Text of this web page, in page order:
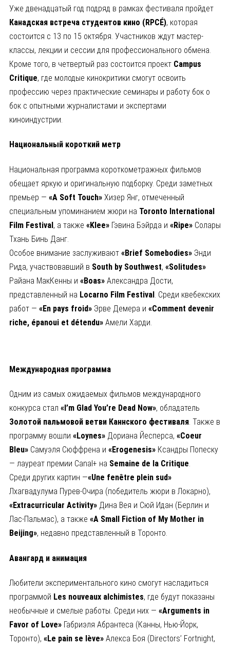
Уже двенадцатый год подряд в рамках фестиваля пройдет
Канадская встреча студентов кино ( RPC É), которая
состоится с 13 по 15 октября. Участников ждут мастер-
классы, лекции и сессии для профессионального обмена.
Кроме того, в четвертый раз состоится проект Campus
Critique, где молодые кинокритики смогут освоить
профессию через практические семинары и работу бок о
бок с опытными журналистами и экспертами
киноиндустрии.
Национальный короткий метр
Национальная программа короткометражных фильмов
обещает яркую и оригинальную подборку. Среди заметных
премьер — «A Soft Touch» Хизер Янг, отмеченный
специальным упоминанием жюри на Toronto International
Film Festival, а также «Klee» Гэвина Бэйрда и «Ripe» Солары
Тхань Бинь Данг.
Особое внимание заслуживают «Brief Somebodies» Энди
Рида, участвовавший в South by Southwest, «Solitudes»
Райана МакКенны и «Boas» Александра Дости,
представленный на Locarno Film Festival . Среди квебекских
работ — «En pays froid» Эрве Демера и «Comment devenir
riche, épanoui et détendu» Амели Харди.
Международная программа
Одним из самых ожидаемых фильмов международного
конкурса стал « ’m Glad You’re Dead Now», обладатель
Золотой пальмовой ветви Каннского фестиваля. Также в
программу вошли «Loynes» Дориана Йесперса, «Coeur
Bleu» Самуэля Сюффрена и «Erogenesis» Ксандры Попеску
— лауреат премии Canal+ на Semaine de la Critique.
Среди других картин —«Une fenêtre plein sud»
Лхагвадулума Пурев-Очира (победитель жюри в Локарно),
«Extracurricular Activity» Дина Вея и Сюй Идан (Берлин и
Лас-Пальмас), а также «A Small Fiction of My Mother in
Beijing», недавно представленный в Торонто.
Авангард и анимация
Любители экспериментального кино смогут насладиться
программой Les nouveaux alchimistes, где будут показаны
необычные и смелые работы. Среди них — «Arguments in
Favor of Love» Габриэля Абрантеса (Канны, Нью-Йорк,
Торонто), «Le pain se lève» Алекса Боя (Directors’ Fortnight,